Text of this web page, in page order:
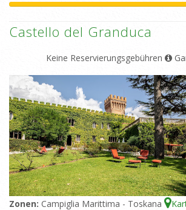
Castello del Granduca
Keine Reservierungsgebühren
Zonen: Campiglia Marittima - Toskana